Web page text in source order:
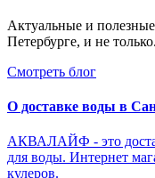
Актуальные и
Петербурге, и не только.
Смотреть блог
О доставке воды в
АКВАЛАЙФ - это
для воды. Интернет
кулеров.